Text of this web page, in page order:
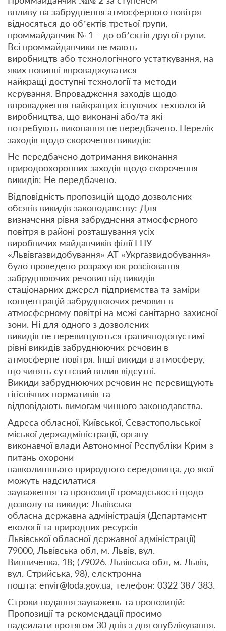
впливу на забруднення атмосферного повітря
відносяться до об’єктів третьої групи,
проммайданчик № 1 – до об’єктів другої групи.
Всі проммайданчики не мають
виробництв або технологічного устаткування, на
яких повинні впроваджуватися
найкращі доступні технології та методи
керування. Впровадження заходів щодо
впровадження найкращих існуючих технологій
виробництва, що виконані або/та які
потребують виконання не передбачено. Перелік
заходів щодо скорочення викидів:
Не передбачено дотримання виконання
природоохоронних заходів щодо скорочення
викидів: Не передбачено.
Відповідність пропозицій щодо дозволених
обсягів викидів законодавству: Для
визначення рівня забруднення атмосферного
повітря в районі розташування усіх
виробничих майданчиків філії ГПУ
«Львівгазвидобування» АТ «Укргазвидобування»
було проведено розрахунок розсіювання
забруднюючих речовин від викидів
стаціонарних джерел підприємства та заміри
концентрацій забруднюючих речовин в
атмосферному повітрі на межі санітарно-захисної
зони. Ні для одного з дозволених
викидів не перевищуються граничнодопустимі
рівні викидів забруднюючих речовин в
атмосферне повітря. Інші викиди в атмосферу,
що чинять суттєвий вплив відсутні.
Викиди забруднюючих речовин не перевищують
гігієнічних нормативів та
відповідають вимогам чинного законодавства.
Адреса обласної, Київської, Севастопольської
міської держадміністрації, органу
виконавчої влади Автономної Республіки Крим з
питань охорони
навколишнього природного середовища, до якої
можуть надсилатися
зауваження та пропозиції громадськості щодо
дозволу на викиди: Львівська
обласна державна адміністрація (Департамент
екології та природних ресурсів
Львівської обласної державної адміністрації)
79000, Львівська обл, м. Львів, вул.
Винниченка, 18; (79026, Львівська обл, м. Львів,
вул. Стрийська, 98), електронна
пошта: envir@loda.gov.ua, телефон: 0322 387 383.
Строки подання зауважень та пропозицій:
Пропозиції та рекомендації просимо
надсилати протягом 30 днів з дня опублікування.